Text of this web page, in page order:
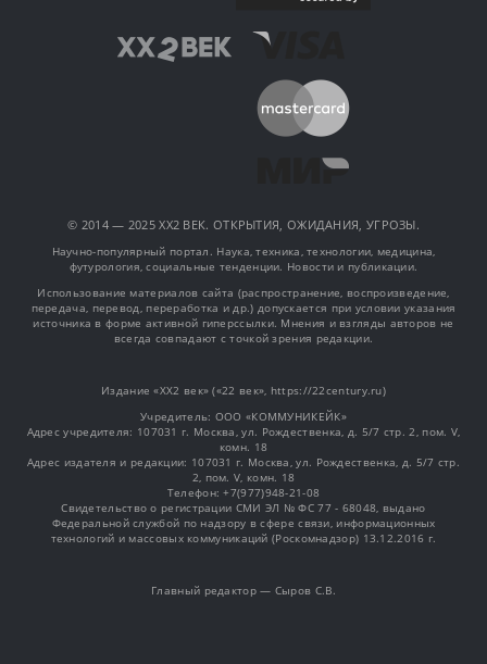
© 2014 — 2025 XX2 ВЕК. ОТКРЫТИЯ, ОЖИДАНИЯ, УГРОЗЫ.
Научно-популярный портал. Наука, техника, технологии, медицина,
футурология, социальные тенденции. Новости и публикации.
Использование материалов сайта (распространение, воспроизведение,
передача, перевод, переработка и др.) допускается при условии указания
источника в форме активной гиперссылки. Мнения и взгляды авторов не
всегда совпадают с точкой зрения редакции.
Издание «XX2 век» («22 век», https://22century.ru)
Учредитель: OOO «КОММУНИКЕЙК»
Адрес учредителя: 107031 г. Москва, ул. Рождественка, д. 5/7 стр. 2, пом. V,
комн. 18
Адрес издателя и редакции: 107031 г. Москва, ул. Рождественка, д. 5/7 стр.
2, пом. V, комн. 18
Телефон: +7(977)948-21-08
Свидетельство о регистрации СМИ ЭЛ № ФС 77 - 68048, выдано
Федеральной службой по надзору в сфере связи, информационных
технологий и массовых коммуникаций (Роскомнадзор) 13.12.2016 г.
Главный редактор — Сыров С.В.